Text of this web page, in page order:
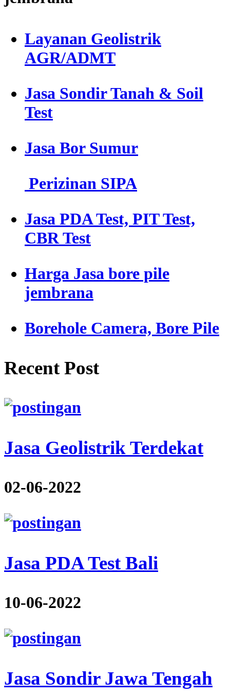
Layanan Geolistrik
AGR/ADMT
Jasa Sondir Tanah & Soil
Test
Jasa Bor Sumur
Perizinan SIPA
Jasa PDA Test, PIT Test,
CBR Test
Harga Jasa bore pile
jembrana
Borehole Camera, Bore Pile
Recent Post
Jasa Geolistrik Terdekat
02-06-2022
Jasa PDA Test Bali
10-06-2022
Jasa Sondir Jawa Tengah